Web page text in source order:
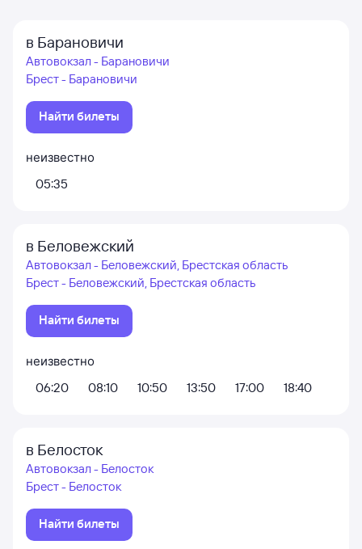
в Барановичи
Автовокзал - Барановичи
Брест - Барановичи
Найти билеты
неизвестно
05:35
в Беловежский
Автовокзал - Беловежский, Брестская область
Брест - Беловежский, Брестская область
Найти билеты
неизвестно
06:20
08:10 10:50 13:50 17:00 18:40
в Белосток
Автовокзал - Белосток
Брест - Белосток
Найти билеты